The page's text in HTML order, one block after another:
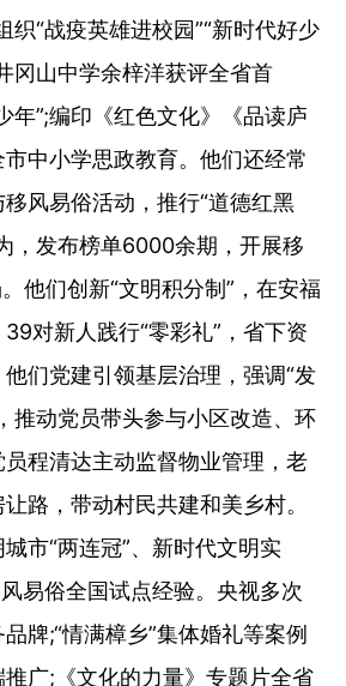
织“战疫英雄进校园”“新时代好少
冈山中学余梓洋获评全省首
年”;编印《红色文化》《品读庐
中小学思政教育。他们还经常
风易俗活动，推行“道德红黑
，发布榜单6000余期，开展移
他们创新“文明积分制”，在安福
对新人践行“零彩礼”，省下资
们党建引领基层治理，强调“发
推动党员带头参与小区改造、环
程清达主动监督物业管理，老
路，带动村民共建和美乡村。
市“两连冠”、新时代文明实
易俗全国试点经验。央视多次
牌;“情满樟乡”集体婚礼等案例
广;《文化的力量》专题片全省